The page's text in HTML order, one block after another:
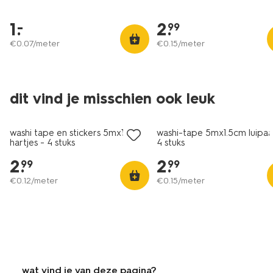
1.
–
€0.07/meter
2.
99
€0.15/meter
dit vind je misschien ook leuk
nieuw
washi tape en stickers 5mx1.5cm
hartjes - 4 stuks
2.
99
€0.12/meter
nieuw
washi-tape 5mx1.5cm
4 stuks
2.
99
€0.15/meter
wat vind je van deze pagina?